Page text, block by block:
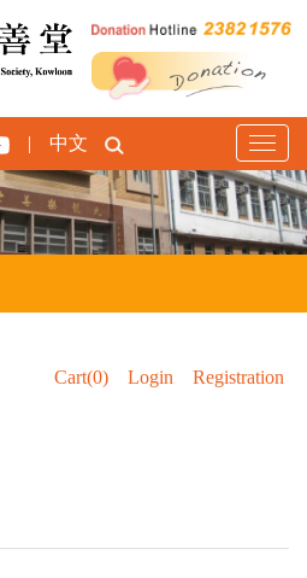
T
o
g
g
l
i
n
| 中文
Cart(0) Login Registration